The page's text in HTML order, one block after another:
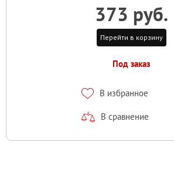
373 руб.
Перейти в корзину
Под заказ
В избранное
В сравнение